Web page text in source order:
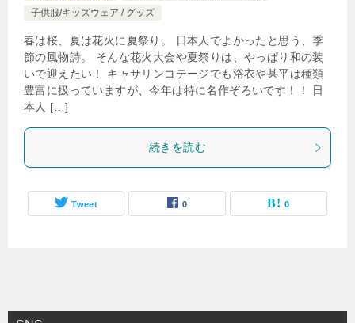
子供服/キッズウェア / グッズ
春は桜、夏は花火に夏祭り。 日本人でよかったと思う、季
節の風物詩。 そんな花火大会や夏祭りは、やっぱり和の装
いで迎えたい！ キャサリンコテージでも浴衣や甚平は種類
豊富に扱っていますが、今年は特に名作ぞろいです！！ 日
本人 […]
続きを読む
Tweet 0 0